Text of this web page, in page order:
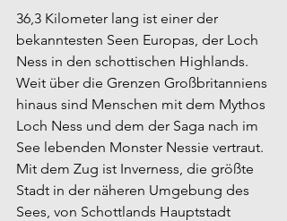
36,3 Kilometer lang ist einer der
bekanntesten Seen Europas, der Loch
Ness in den schottischen Highlands.
Weit über die Grenzen Großbritanniens
hinaus sind Menschen mit dem Mythos
Loch Ness und dem der Saga nach im
See lebenden Monster Nessie vertraut.
Mit dem Zug ist Inverness, die größte
Stadt in der näheren Umgebung des
Sees, von Schottlands Hauptstadt